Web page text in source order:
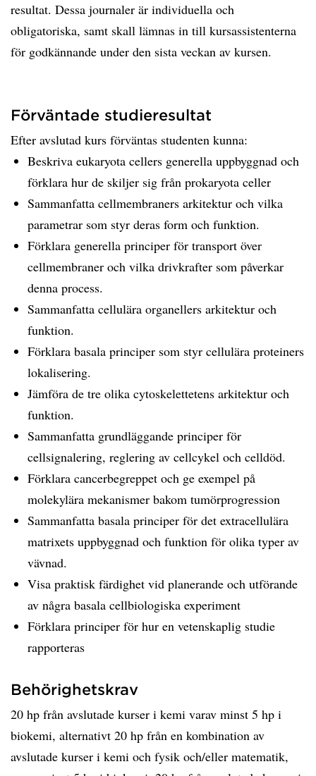
resultat. Dessa journaler är individuella och
obligatoriska, samt skall lämnas in till kursassistenterna
för godkännande under den sista veckan av kursen.
Förväntade studieresultat
Efter avslutad kurs förväntas studenten kunna:
Beskriva eukaryota cellers generella uppbyggnad och
förklara hur de skiljer sig från prokaryota celler
Sammanfatta cellmembraners arkitektur och vilka
parametrar som styr deras form och funktion.
Förklara generella principer för transport över
cellmembraner och vilka drivkrafter som påverkar
denna process.
Sammanfatta cellulära organellers arkitektur och
funktion.
Förklara basala principer som styr cellulära proteiners
lokalisering.
Jämföra de tre olika cytoskelettetens arkitektur och
funktion.
Sammanfatta grundläggande principer för
cellsignalering, reglering av cellcykel och celldöd.
Förklara cancerbegreppet och ge exempel på
molekylära mekanismer bakom tumörprogression
Sammanfatta basala principer för det extracellulära
matrixets uppbyggnad och funktion för olika typer av
vävnad.
Visa praktisk färdighet vid planerande och utförande
av några basala cellbiologiska experiment
Förklara principer för hur en vetenskaplig studie
rapporteras
Behörighetskrav
20 hp från avslutade kurser i kemi varav minst 5 hp i
biokemi, alternativt 20 hp från en kombination av
avslutade kurser i kemi och fysik och/eller matematik,